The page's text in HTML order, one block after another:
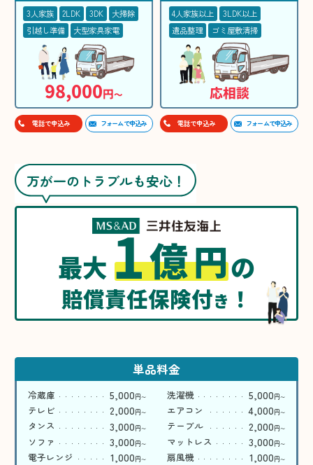
3人家族 2LDK 3DK
大掃除
引越し準備
大型家具家電
98,000円〜
電話で申込み フォームで申込み
4人家族以上
3LDK以上
遺品整理
ゴミ屋敷清掃
応相談
電話で申込み フォームで申込み
万が一のトラブルも安心！
最大1億円の
賠償責任保険付き ！
単品料金
冷蔵庫 5,000円〜 洗濯機 5,000円〜
テレビ 2,000円〜 エアコン 4,000円〜
タンス 3,000円〜 テーブル 2,000円〜
ソファ 3,000円〜 マットレス 3,000円〜
電子レンジ 1,000円〜 扇風機 1,000円〜